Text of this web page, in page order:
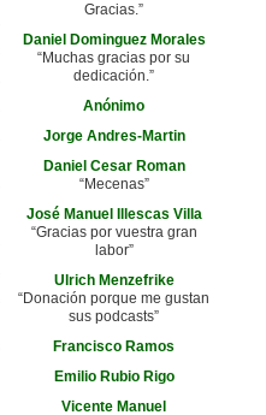
Gracias.”
Daniel Dominguez Morales
“Muchas gracias por su
dedicación.”
Anónimo
Jorge Andres-Martin
Daniel Cesar Roman
“Mecenas”
José Manuel Illescas Villa
“Gracias por vuestra gran
labor”
Ulrich Menzefrike
“Donación porque me gustan
sus podcasts”
Francisco Ramos
Emilio Rubio Rigo
Vicente Manuel